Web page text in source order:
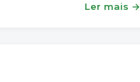
Ler mais →